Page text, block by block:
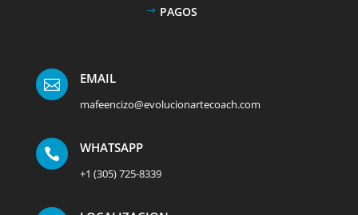
PAGOS
 EMAIL
mafeencizo@evolucionartecoach.com
 WHATSAPP
+1 (305) 725-8339